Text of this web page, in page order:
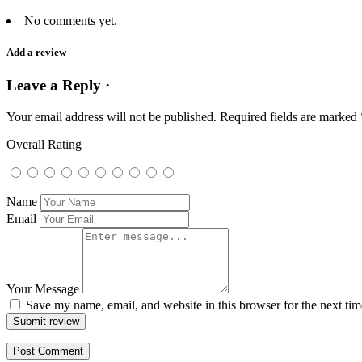
No comments yet.
Add a review
Leave a Reply ·
Your email address will not be published. Required fields are marked
Overall Rating
Name
Email
Your Message
Save my name, email, and website in this browser for the next
Submit review